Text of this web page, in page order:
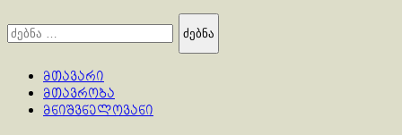
ძებნა:
მთავარი
მთავრობა
მნიშვნელოვანი